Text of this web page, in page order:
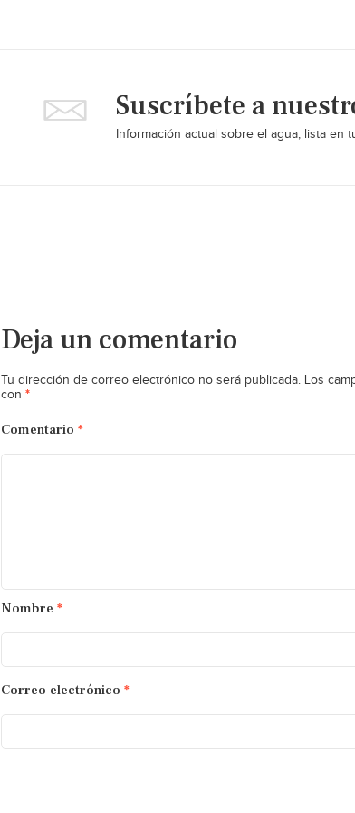
Suscríbete a
Información actual sobre el agua, lista en
Deja un comentario
Tu dirección de correo electrónico no será publicada. Los
con *
Comentario *
Nombre *
Correo electrónico *